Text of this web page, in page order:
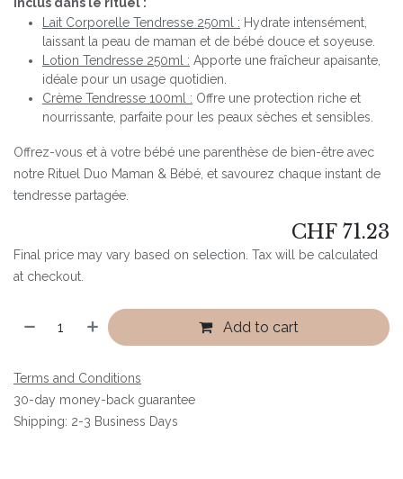
Inclus dans le rituel :
Lait Corporelle Tendresse 250ml : Hydrate intensément,
laissant la peau de maman et de bébé douce et soyeuse.
Lotion Tendresse 250ml : Apporte une fraîcheur apaisante,
idéale pour un usage quotidien.
Crème Tendresse 100ml : Offre une protection riche et
nourrissante, parfaite pour les peaux sèches et sensibles.
Offrez-vous et à votre bébé une parenthèse de bien-être avec
notre Rituel Duo Maman & Bébé, et savourez chaque instant de
tendresse partagée.
CHF 71.23
Final price may vary based on selection. Tax will be calculated
at checkout.
Add to cart
Terms and Conditions
30-day money-back guarantee
Shipping: 2-3 Business Days